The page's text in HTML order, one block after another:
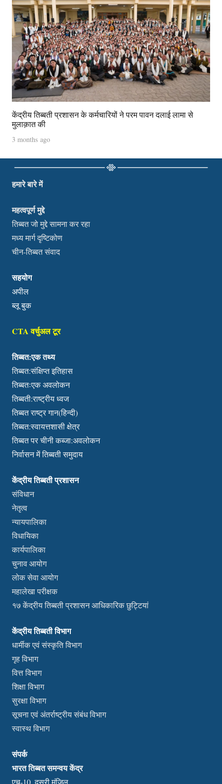
केंद्रीय तिब्बती प्रशासन के कर्मचारियों ने परम पावन दलाई लामा से
मुलाक़ात की
3 months ago
हमारे बारे में
महत्वपूर्ण मुद्दे
तिब्बत जो मुद्दे सामना कर रहा
मध्य मार्ग दृष्टिकोण
चीन-तिब्बत संवाद
सहयोग
अपील
ब्लू बुक
CTA वर्चुअल टूर
तिब्बत:एक तथ्य
तिब्बत:संक्षिप्त इतिहास
तिब्बतःएक अवलोकन
तिब्बती:राष्ट्रीय ध्वज
तिब्बत राष्ट्र गान(हिन्दी)
तिब्बत:स्वायत्तशासी क्षेत्र
तिब्बत पर चीनी कब्जा:अवलोकन
निर्वासन में तिब्बती समुदाय
केंद्रीय तिब्बती प्रशासन
संविधान
नेतृत्व
न्यायपालिका
विधायिका
कार्यपालिका
चुनाव आयोग
लोक सेवा आयोग
महालेखा परीक्षक
१७ केंद्रीय तिब्बती प्रशासन आधिकारिक छुट्टियां
केंद्रीय तिब्बती विभाग
धार्मीक एवं संस्कृति विभाग
गृह विभाग
वित्त विभाग
शिक्षा विभाग
सुरक्षा विभाग
सूचना एवं अंतर्राष्ट्रीय संबंध विभाग
स्वास्थ विभाग
संपर्क
भारत तिब्बत समन्वय केंद्र
एच-10, दूसरी मंजिल